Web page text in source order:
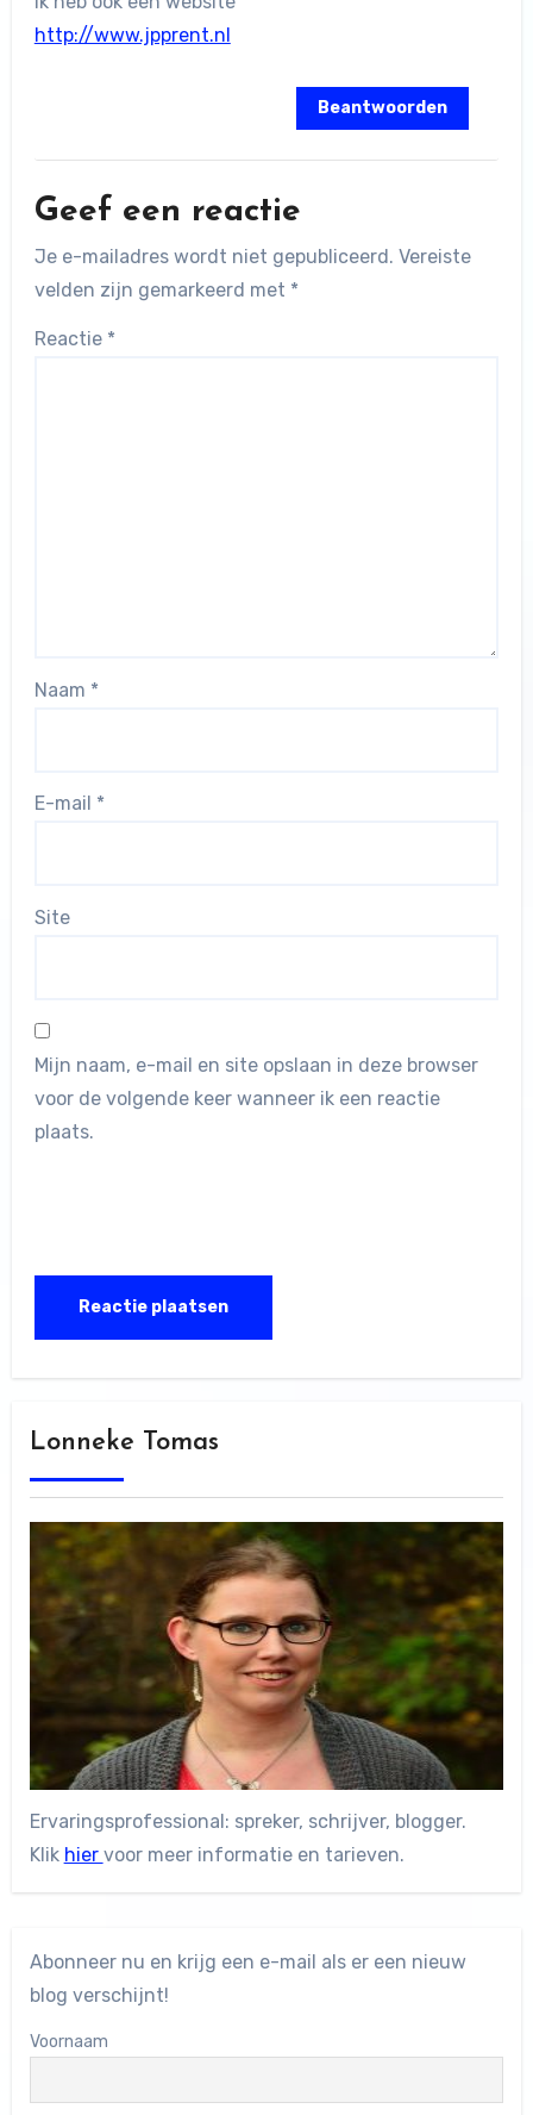
http://www.jpprent.nl
Beantwoorden
Geef een reactie
Je e-mailadres wordt niet gepubliceerd. Vereiste
velden zijn gemarkeerd met *
Reactie *
Naam *
E-mail *
Site
Mijn naam, e-mail en site opslaan in deze browser
voor de volgende keer wanneer ik een reactie
plaats.
Lonneke Tomas
Ervaringsprofessional: spreker, schrijver, blogger.
Klik hier voor meer informatie en tarieven.
Abonneer nu en krijg een e-mail als er een nieuw
blog verschijnt!
Voornaam